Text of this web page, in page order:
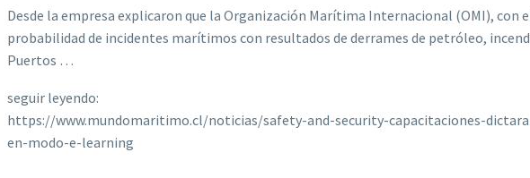
Desde la empresa explicaron que la Organización Marítima Internacional (OMI), con
probabilidad de incidentes marítimos con resultados de derrames de petróleo,
Puertos …
seguir leyendo:
https://www.mundomaritimo.cl/noticias/safety-and-security-capacitaciones-
en-modo-e-learning